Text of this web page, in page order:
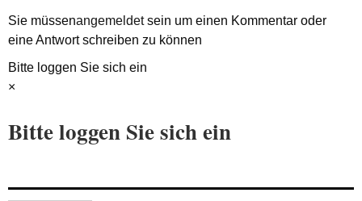
Sie müssenangemeldetsein um einen Kommentar oder
eine Antwort schreiben zu können
Bitte loggen Sie sich ein
×
Bitte loggen Sie sich ein